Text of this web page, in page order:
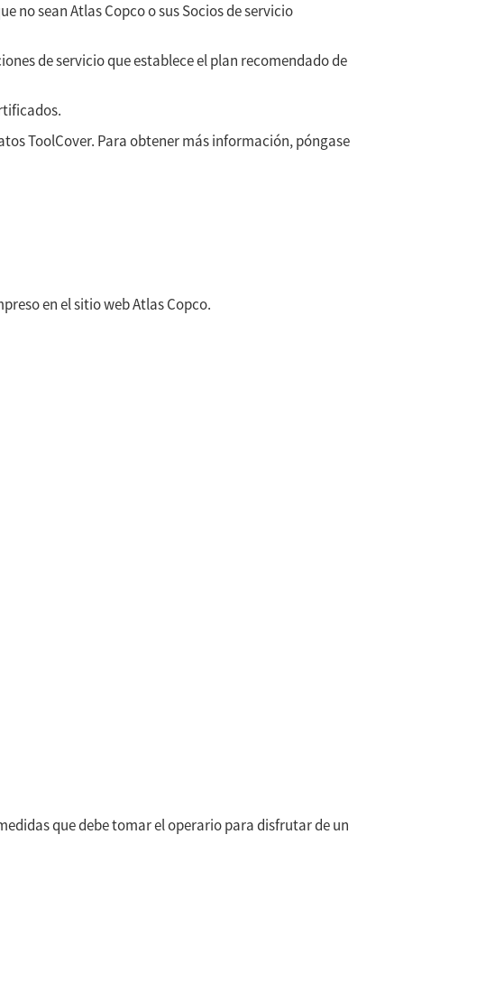
no seanAtlas Copcoo sus Socios de servicio
de servicio que establece el plan recomendado de
ToolCover. Para obtener más información, póngase
en el sitio webAtlas Copco.
que debe tomar el operario para disfrutar de un